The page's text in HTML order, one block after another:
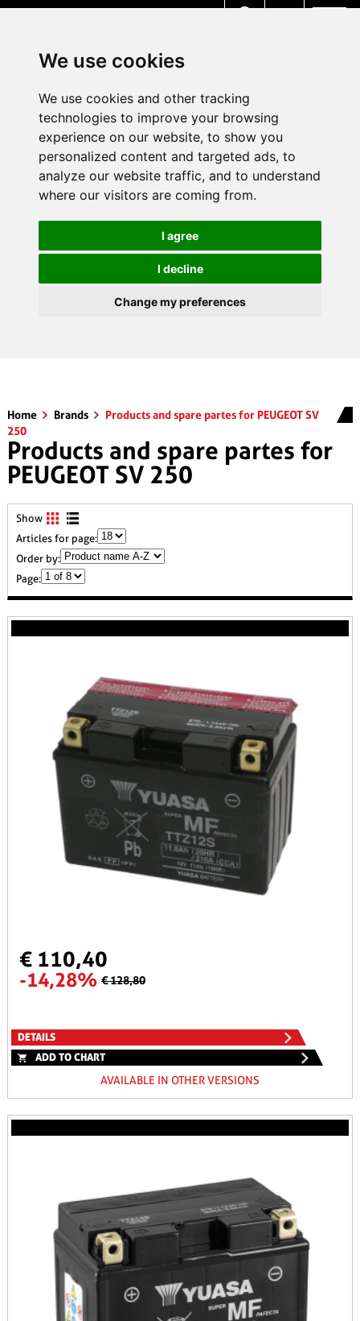
We use cookies
We use cookies and other tracking
technologies to improve your browsing
experience on our website, to show you
personalized content and targeted ads, to
analyze our website traffic, and to understand
where our visitors are coming from.
I agree
I decline
Change my preferences
Home Brands
Products and spare partes for PEUGEOT SV
250
Products and spare partes for
PEUGEOT SV 250
Show
Articles for page:
Order by:
Page:
€ 110,40
-14,28% € 128,80
DETAILS
ADD TO CHART
AVAILABLE IN OTHER VERSIONS